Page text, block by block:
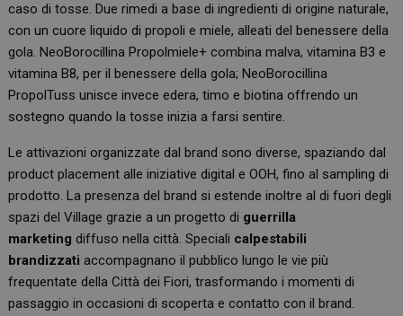
caso di tosse. Due rimedi a base di ingredienti di origine naturale,
con un cuore liquido di propoli e miele, alleati del benessere della
gola. NeoBorocillina Propolmiele+ combina malva, vitamina B3 e
vitamina B8, per il benessere della gola; NeoBorocillina
PropolTuss unisce invece edera, timo e biotina offrendo un
sostegno quando la tosse inizia a farsi sentire.
Le attivazioni organizzate dal brand sono diverse, spaziando dal
product placement alle iniziative digital e OOH, fino al sampling di
prodotto. La presenza del brand si estende inoltre al di fuori degli
spazi del Village grazie a un progetto di guerrilla
marketing diffuso nella città. Speciali calpestabili
brandizzati accompagnano il pubblico lungo le vie più
frequentate della Città dei Fiori, trasformando i momenti di
passaggio in occasioni di scoperta e contatto con il brand.